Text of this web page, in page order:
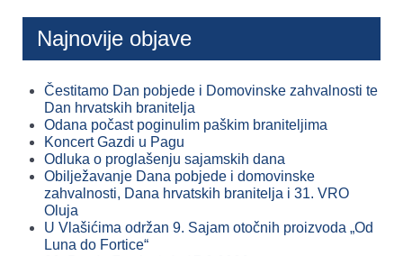
Najnovije objave
Čestitamo Dan pobjede i Domovinske zahvalnosti te
Dan hrvatskih branitelja
Odana počast poginulim paškim braniteljima
Koncert Gazdi u Pagu
Odluka o proglašenju sajamskih dana
Obilježavanje Dana pobjede i domovinske
zahvalnosti, Dana hrvatskih branitelja i 31. VRO
Oluja
U Vlašićima održan 9. Sajam otočnih proizvoda „Od
Luna do Fortice“